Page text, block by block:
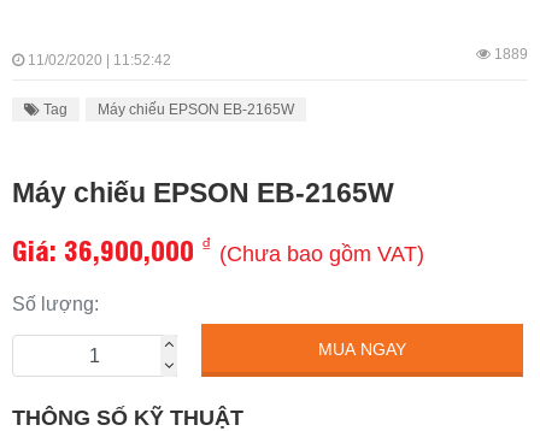
11/02/2020 | 11:52:42 1889
Tag Máy chiếu EPSON EB-2165W
Máy chiếu EPSON EB-2165W
Giá: 36,900,000 ₫ (Chưa bao gồm VAT)
Số lượng:
MUA NGAY
THÔNG SỐ KỸ THUẬT